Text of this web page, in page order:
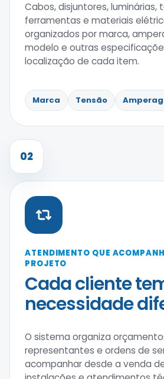
Cabos, disjuntores, luminárias,
ferramentas e materiais
organizados por marca,
modelo e outras
localização de cada item.
Marca Tensão
02
ATENDIMENTO QUE
PROJETO
Cada cliente
necessidade
O sistema organiza
representantes e ordens de
acompanhar desde a venda